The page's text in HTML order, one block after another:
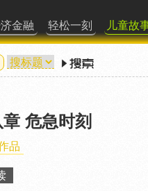
金融 轻松一刻 儿童故
危急时刻
品